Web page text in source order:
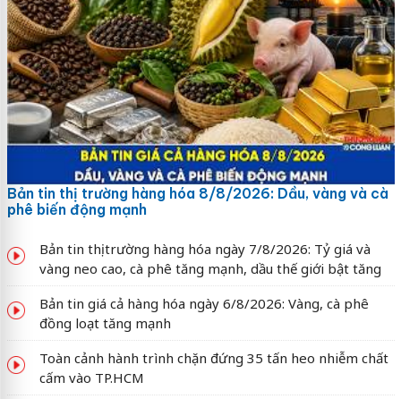
Bản tin thị trường hàng hóa 8/8/2026: Dầu, vàng và cà
phê biến động mạnh
Bản tin thị trường hàng hóa ngày 7/8/2026: Tỷ giá và
vàng neo cao, cà phê tăng mạnh, dầu thế giới bật tăng
Bản tin giá cả hàng hóa ngày 6/8/2026: Vàng, cà phê
đồng loạt tăng mạnh
Toàn cảnh hành trình chặn đứng 35 tấn heo nhiễm chất
cấm vào TP.HCM